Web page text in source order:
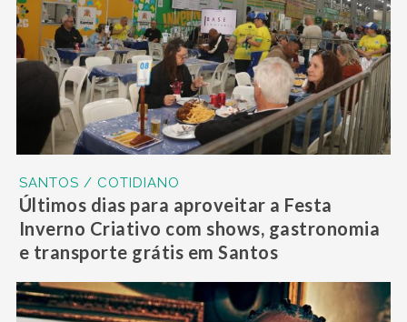
SANTOS / COTIDIANO
Últimos dias para aproveitar a Festa
Inverno Criativo com shows, gastronomia
e transporte grátis em Santos